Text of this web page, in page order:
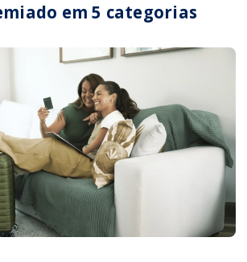
em 5 categorias